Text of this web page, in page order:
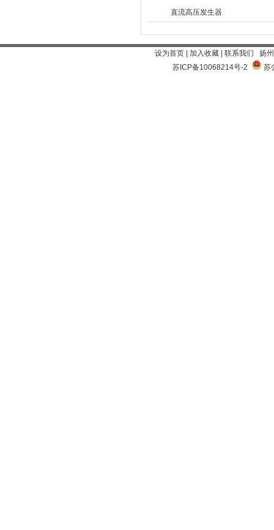
直流高压发生器
设为首页 加入收藏 联系我们 扬
苏ICP备10068214号-2
苏